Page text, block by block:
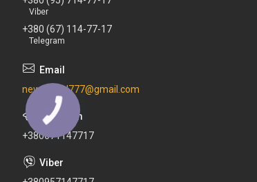
Viber
+380 (67) 114-77-17
Telegram
newdental777@gmail.com
+380671147717